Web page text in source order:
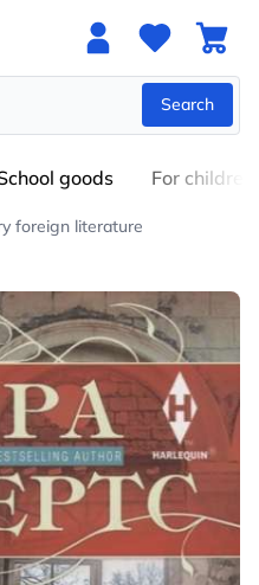
Search
goods For children
foreign literature